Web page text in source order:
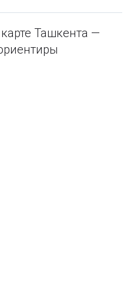
карте Ташкента —